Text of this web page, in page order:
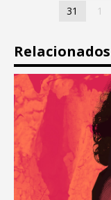
31
1
Relacionados